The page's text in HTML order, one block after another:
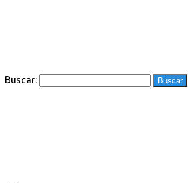
Buscar: